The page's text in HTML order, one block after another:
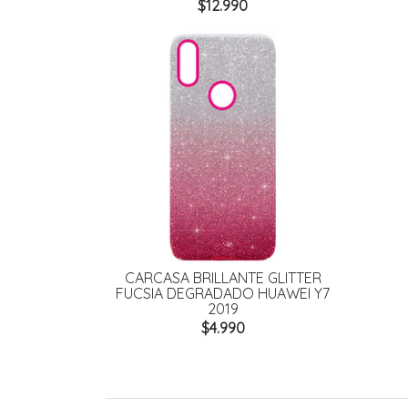
$12.990
CARCASA BRILLANTE GLITTER
FUCSIA DEGRADADO HUAWEI Y7
2019
$4.990